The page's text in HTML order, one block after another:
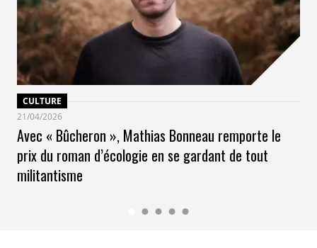
CULTURE
21/04/2026
Avec « Bûcheron », Mathias Bonneau remporte le
prix du roman d’écologie en se gardant de tout
militantisme